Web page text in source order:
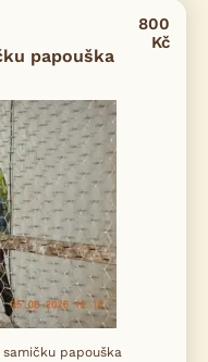
papouška
800
Kč
papouška